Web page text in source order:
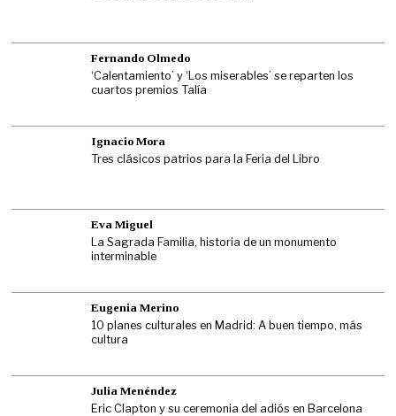
Fernando Olmedo
‘Calentamiento’ y ‘Los miserables’ se reparten los
cuartos premios Talía
Ignacio Mora
Tres clásicos patrios para la Feria del Libro
Eva Miguel
La Sagrada Familia, historia de un monumento
interminable
Eugenia Merino
10 planes culturales en Madrid: A buen tiempo, más
cultura
Julia Menéndez
Eric Clapton y su ceremonia del adiós en Barcelona